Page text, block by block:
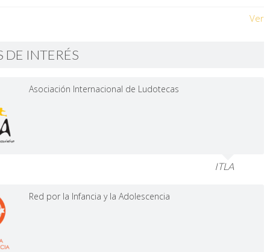
Ver
DE INTERÉS
Asociación Internacional de Ludotecas
ITLA
Red por la Infancia y la Adolescencia